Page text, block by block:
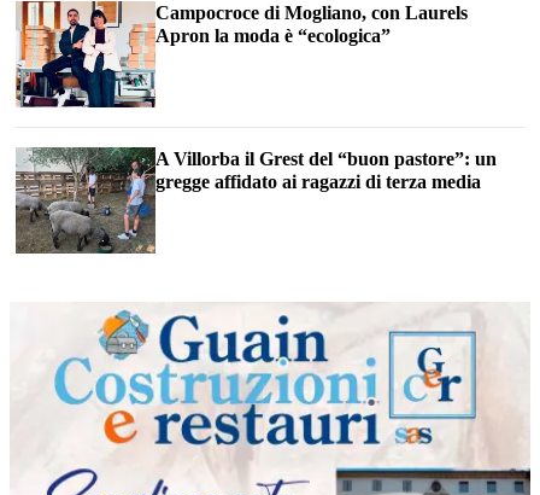
Campocroce di Mogliano, con Laurels
Apron la moda è “ecologica”
A Villorba il Grest del “buon pastore”: un
gregge affidato ai ragazzi di terza media